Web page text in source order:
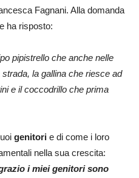
Fagnani. Alla domanda
ha risposto:
pipistrello che anche nelle
la gallina che riesce ad
e il coccodrillo che prima
genitori e di come i loro
nella sua crescita:
i miei genitori sono